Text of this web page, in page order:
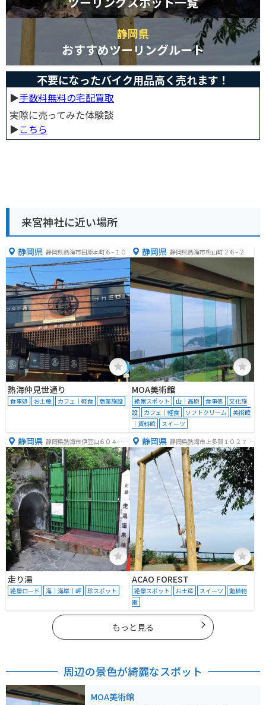
静岡県
おすすめツーリングルート
不要になったバイク用品高く売れます！
▶︎手数料無料の宅配買取
実際に売ってみた体験談
▶︎こちら
来宮神社に近い場所
静岡県 静岡県熱海市田原本町６−１０
熱海仲見世通り
食事処 お土産 カフェ｜軽食 商業施設
静岡県 静岡県熱海市桃山町２６−２
MOA美術館
絶景スポット 山｜高原 食事処
文化施
設
カフェ｜軽食 ソフトクリーム
美術館
｜資料館
スイーツ
静岡県 静岡県熱海市伊豆山６０４−１
０
走り湯
絶景ロード 海｜海岸｜岬 珍スポット
静岡県 静岡県熱海市上多賀１０２７
−８
ACAO FOREST
絶景スポット お土産 スイーツ
動植物
園
もっと見る
周辺の景色が綺麗なスポット
MOA美術館